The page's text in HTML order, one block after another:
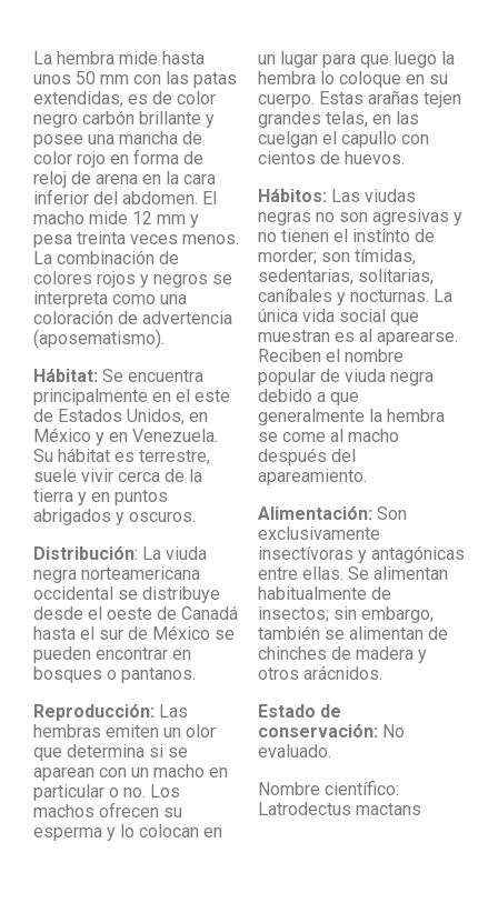
La hembra mide hasta
unos 50 mm con las patas
extendidas, es de color
negro carbón brillante y
posee una mancha de
color rojo en forma de
reloj de arena en la cara
inferior del abdomen. El
macho mide 12 mm y
pesa treinta veces menos.
La combinación de
colores rojos y negros se
interpreta como una
coloración de advertencia
(aposematismo).
Hábitat: Se encuentra
principalmente en el este
de Estados Unidos, en
México y en Venezuela.
Su hábitat es terrestre,
suele vivir cerca de la
tierra y en puntos
abrigados y oscuros.
Distribución: La viuda
negra norteamericana
occidental se distribuye
desde el oeste de Canadá
hasta el sur de México se
pueden encontrar en
bosques o pantanos.
Reproducción: Las
hembras emiten un olor
que determina si se
aparean con un macho en
particular o no. Los
machos ofrecen su
esperma y lo colocan en
un lugar para que luego la
hembra lo coloque en su
cuerpo. Estas arañas tejen
grandes telas, en las
cuelgan el capullo con
cientos de huevos.
Hábitos: Las viudas
negras no son agresivas y
no tienen el instinto de
morder; son tímidas,
sedentarias, solitarias,
caníbales y nocturnas. La
única vida social que
muestran es al aparearse.
Reciben el nombre
popular de viuda negra
debido a que
generalmente la hembra
se come al macho
después del
apareamiento.
Alimentación: Son
exclusivamente
insectívoras y antagónicas
entre ellas. Se alimentan
habitualmente de
insectos; sin embargo,
también se alimentan de
chinches de madera y
otros arácnidos.
Estado de
conservación: No
evaluado.
Nombre científico:
Latrodectus mactans